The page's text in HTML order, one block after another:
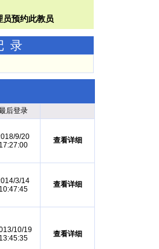
录
后登录
9/20
17:27:00
查看详细
3/14
10:47:45
查看详细
10/19
13:45:35
查看详细